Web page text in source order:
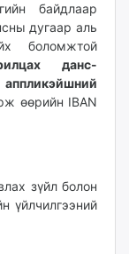
байдлаар
дугаар аль
боломжтой
данс-
өөрийн IBAN
зүйл болон
үйлчилгээний